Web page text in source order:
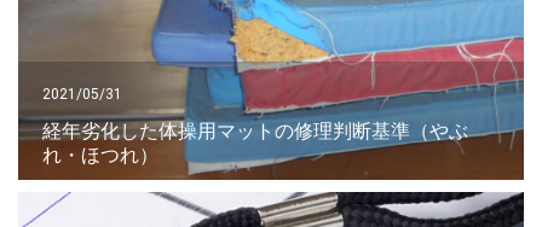
2021/05/31
経年劣化した体操用マットの修理判断基準（やぶ
れ・ほつれ）